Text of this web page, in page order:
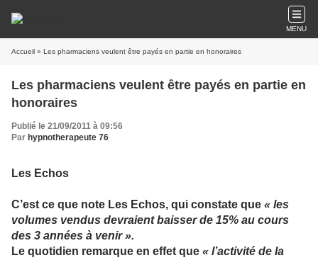
MENU
Accueil » Les pharmaciens veulent être payés en partie en honoraires
Les pharmaciens veulent être payés en partie en
honoraires
Publié le 21/09/2011 à 09:56
Par hypnotherapeute 76
Les Echos
C’est ce que note Les Echos, qui constate que « les
volumes vendus devraient baisser de 15% au cours
des 3 années à venir ».
Le quotidien remarque en effet que « l’activité de la